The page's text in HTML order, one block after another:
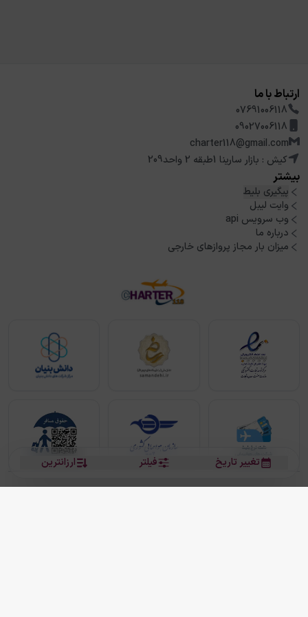
ارزانترین فیلتر تغییر تاریخ
ارتباط با ما
07691006118
09027006118
charter118@gmail.com
کیش : بازار سارینا 1طبقه 2 واحد209
بیشتر
پیگیری بلیط
وایت لیبل
وب سرویس api
درباره ما
میزان بار مجاز پروازهای خارجی
بلیط هواپیمابلیط هواپیما تهران مشهدبلیط چارتربلیط هواپیما تهران استانبولرزرو هتل